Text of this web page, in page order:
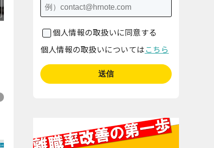
個人情報の取扱いに同意する
個人情報の取扱いについては こちら